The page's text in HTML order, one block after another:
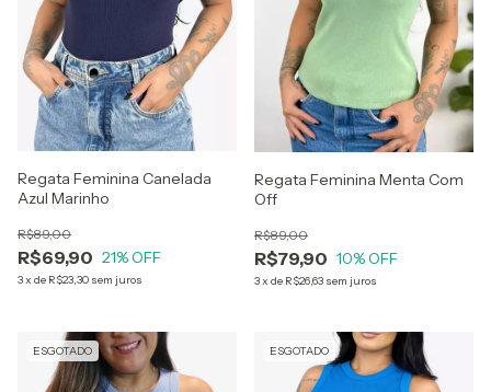
Regata Feminina Canelada
Azul Marinho
R$69,90
R$89,00
21% OFF
3x de R$23,30 sem juros
Regata Feminina Menta Com
Off
R$79,90
R$89,00
10% OFF
3x de R$26,63 sem juros
ESGOTADO ESGOTADO